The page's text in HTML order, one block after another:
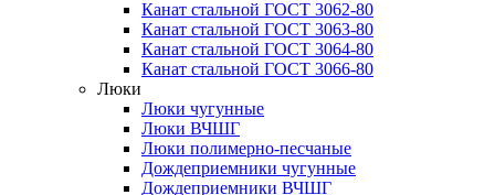
Канат стальной ГОСТ 3062-80
Канат стальной ГОСТ 3063-80
Канат стальной ГОСТ 3064-80
Канат стальной ГОСТ 3066-80
Люки
Люки чугунные
Люки ВЧШГ
Люки полимерно-песчаные
Дождеприемники чугунные
Дождеприемники ВЧШГ